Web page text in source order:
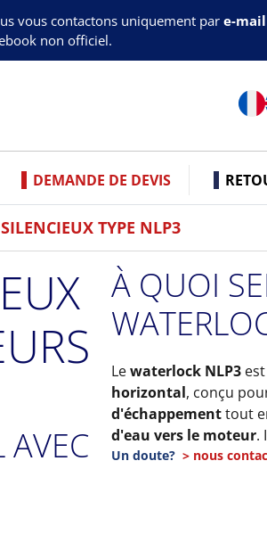
vous contactons uniquement par e-mail
non officiel.
DEMANDE DE DEVIS
TYPE NLP3
À QUOI
Lewaterlock NLP3
horizontal, conçu
d'échappementtout
d'eau vers le moteur.
avec ungrand volume
Un doute? > nous